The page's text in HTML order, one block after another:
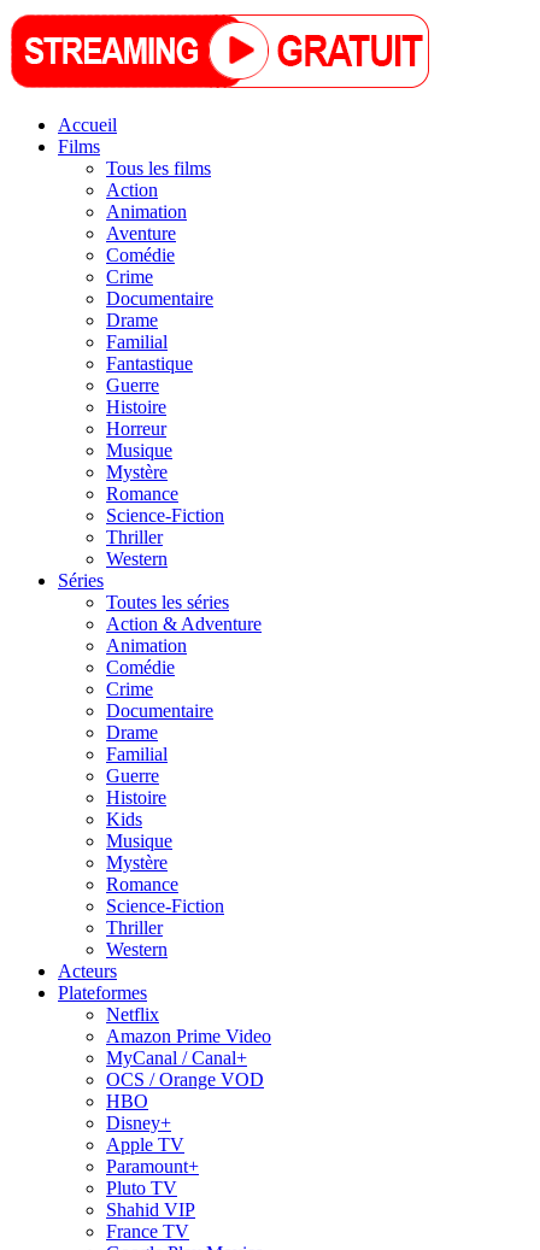
Accueil
Films
Tous les films
Action
Animation
Aventure
Comédie
Crime
Documentaire
Drame
Familial
Fantastique
Guerre
Histoire
Horreur
Musique
Mystère
Romance
Science-Fiction
Thriller
Western
Séries
Toutes les séries
Action & Adventure
Animation
Comédie
Crime
Documentaire
Drame
Familial
Guerre
Histoire
Kids
Musique
Mystère
Romance
Science-Fiction
Thriller
Western
Acteurs
Plateformes
Netflix
Amazon Prime Video
MyCanal / Canal+
OCS / Orange VOD
HBO
Disney+
Apple TV
Paramount+
Pluto TV
Shahid VIP
France TV